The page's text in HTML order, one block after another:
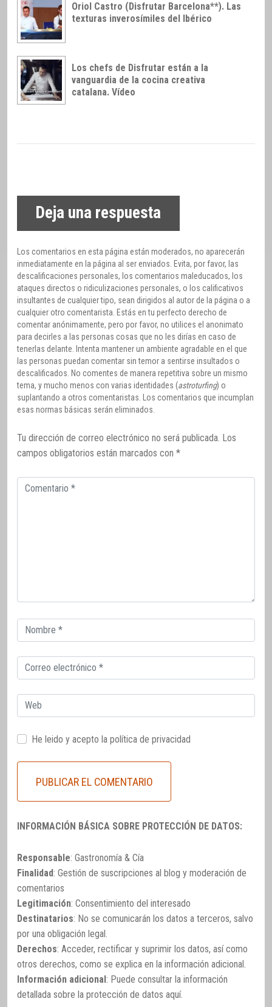
Oriol Castro (Disfrutar Barcelona**). Las
texturas inverosímiles del Ibérico
Los chefs de Disfrutar están a la
vanguardia de la cocina creativa
catalana. Vídeo
Deja una respuesta
Los comentarios en esta página están moderados, no aparecerán
inmediatamente en la página al ser enviados. Evita, por favor, las
descalificaciones personales, los comentarios maleducados, los
ataques directos o ridiculizaciones personales, o los calificativos
insultantes de cualquier tipo, sean dirigidos al autor de la página o a
cualquier otro comentarista. Estás en tu perfecto derecho de
comentar anónimamente, pero por favor, no utilices el anonimato
para decirles a las personas cosas que no les dirías en caso de
tenerlas delante. Intenta mantener un ambiente agradable en el que
las personas puedan comentar sin temor a sentirse insultados o
descalificados. No comentes de manera repetitiva sobre un mismo
tema, y mucho menos con varias identidades (astroturfing) o
suplantando a otros comentaristas. Los comentarios que incumplan
esas normas básicas serán eliminados.
Tu dirección de correo electrónico no será publicada. Los
campos obligatorios están marcados con *
Comentario
Correo
electrónico
Correo
electrónico
Web
He leido y acepto la política de privacidad
INFORMACIÓN BÁSICA SOBRE PROTECCIÓN DE DATOS:
Responsable: Gastronomía & Cía
Finalidad: Gestión de suscripciones al blog y moderación de
comentarios
Legitimación: Consentimiento del interesado
Destinatarios: No se comunicarán los datos a terceros, salvo
por una obligación legal.
Derechos: Acceder, rectificar y suprimir los datos, así como
otros derechos, como se explica en la información adicional.
Información adicional: Puede consultar la información
detallada sobre la protección de datos aquí.